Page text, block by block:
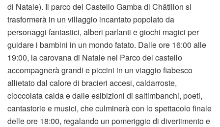
di Natale). Il parco del Castello Gamba di Châtillon si
trasformerà in un villaggio incantato popolato da
personaggi fantastici, alberi parlanti e giochi magici per
guidare i bambini in un mondo fatato. Dalle ore 16:00 alle
19:00, la carovana di Natale nel Parco del castello
accompagnerà grandi e piccini in un viaggio fiabesco
allietato dal calore di bracieri accesi, caldarroste,
cioccolata calda e dalle esibizioni di saltimbanchi, poeti,
cantastorie e musici, che culminerà con lo spettacolo finale
delle ore 18:00, regalando un pomeriggio di divertimento e